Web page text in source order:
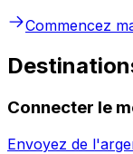
Commencez
Connecter le
Envoyez de